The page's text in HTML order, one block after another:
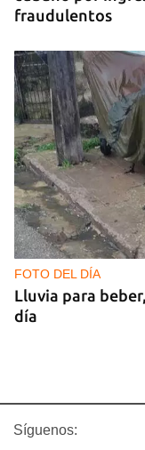
fraudulentos
FOTO DEL DÍA
Lluvia para
día
Síguenos: